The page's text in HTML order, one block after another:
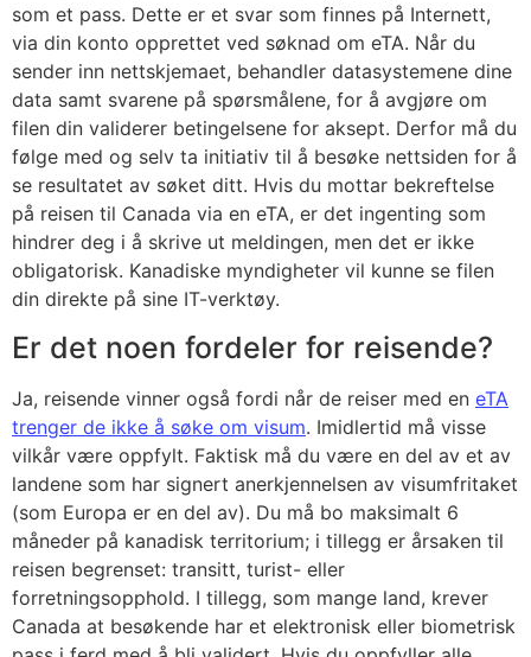
som et pass. Dette er et svar som finnes på Internett,
via din konto opprettet ved søknad om eTA. Når du
sender inn nettskjemaet, behandler datasystemene dine
data samt svarene på spørsmålene, for å avgjøre om
filen din validerer betingelsene for aksept. Derfor må du
følge med og selv ta initiativ til å besøke nettsiden for å
se resultatet av søket ditt. Hvis du mottar bekreftelse
på reisen til Canada via en eTA, er det ingenting som
hindrer deg i å skrive ut meldingen, men det er ikke
obligatorisk. Kanadiske myndigheter vil kunne se filen
din direkte på sine IT-verktøy.
Er det noen fordeler for reisende?
Ja, reisende vinner også fordi når de reiser med en eTA
trenger de ikke å søke om visum. Imidlertid må visse
vilkår være oppfylt. Faktisk må du være en del av et av
landene som har signert anerkjennelsen av visumfritaket
(som Europa er en del av). Du må bo maksimalt 6
måneder på kanadisk territorium; i tillegg er årsaken til
reisen begrenset: transitt, turist- eller
forretningsopphold. I tillegg, som mange land, krever
Canada at besøkende har et elektronisk eller biometrisk